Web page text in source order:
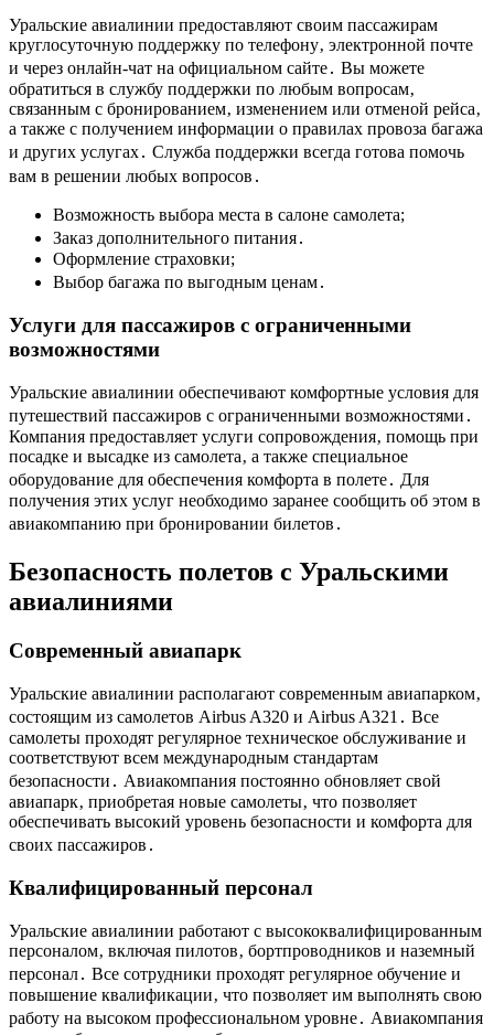
Уральские авиалинии предоставляют своим пассажирам
круглосуточную поддержку по телефону‚ электронной почте
и через онлайн-чат на официальном сайте․ Вы можете
обратиться в службу поддержки по любым вопросам‚
связанным с бронированием‚ изменением или отменой рейса‚
а также с получением информации о правилах провоза багажа
и других услугах․ Служба поддержки всегда готова помочь
вам в решении любых вопросов․
Возможность выбора места в салоне самолета;
Заказ дополнительного питания․
Оформление страховки;
Выбор багажа по выгодным ценам․
Услуги для пассажиров с ограниченными
возможностями
Уральские авиалинии обеспечивают комфортные условия для
путешествий пассажиров с ограниченными возможностями․
Компания предоставляет услуги сопровождения‚ помощь при
посадке и высадке из самолета‚ а также специальное
оборудование для обеспечения комфорта в полете․ Для
получения этих услуг необходимо заранее сообщить об этом в
авиакомпанию при бронировании билетов․
Безопасность полетов с Уральскими
авиалиниями
Современный авиапарк
Уральские авиалинии располагают современным авиапарком‚
состоящим из самолетов Airbus A320 и Airbus A321․ Все
самолеты проходят регулярное техническое обслуживание и
соответствуют всем международным стандартам
безопасности․ Авиакомпания постоянно обновляет свой
авиапарк‚ приобретая новые самолеты‚ что позволяет
обеспечивать высокий уровень безопасности и комфорта для
своих пассажиров․
Квалифицированный персонал
Уральские авиалинии работают с высококвалифицированным
персоналом‚ включая пилотов‚ бортпроводников и наземный
персонал․ Все сотрудники проходят регулярное обучение и
повышение квалификации‚ что позволяет им выполнять свою
работу на высоком профессиональном уровне․ Авиакомпания